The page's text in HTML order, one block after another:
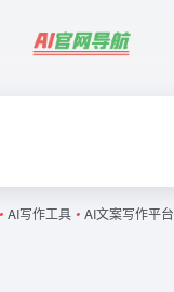
• AI写作工具 • AI文案写作平台